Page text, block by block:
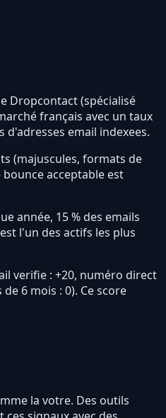
Dropcontact (spécialisé
français avec un taux
email indexees.
(majuscules, formats de
acceptable est
année, 15 % des emails
l'un des actifs les plus
verifie : +20, numéro direct
6 mois : 0). Ce score
la votre. Des outils